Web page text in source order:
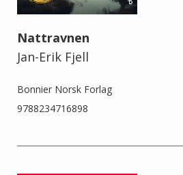
Nattravnen
Jan-Erik Fjell
Bonnier Norsk Forlag
9788234716898